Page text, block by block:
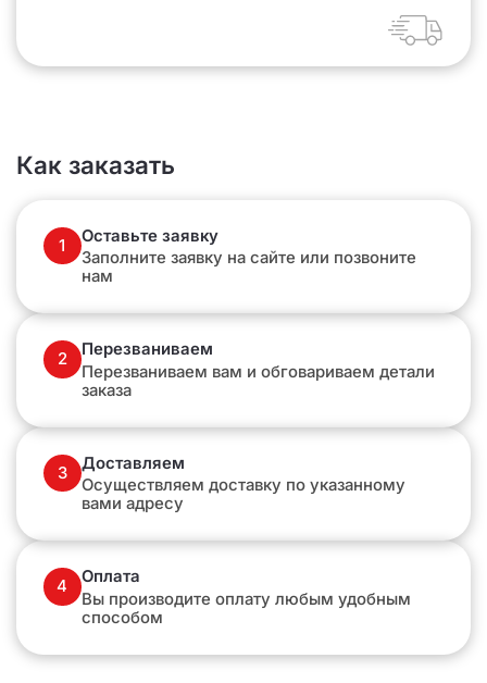
Как заказать
1
Оставьте заявку
Заполните заявку на сайте или позвоните
нам
2
Перезваниваем
Перезваниваем вам и обговариваем детали
заказа
3
Доставляем
Осуществляем доставку по указанному
вами адресу
4
Оплата
Вы производите оплату любым удобным
способом